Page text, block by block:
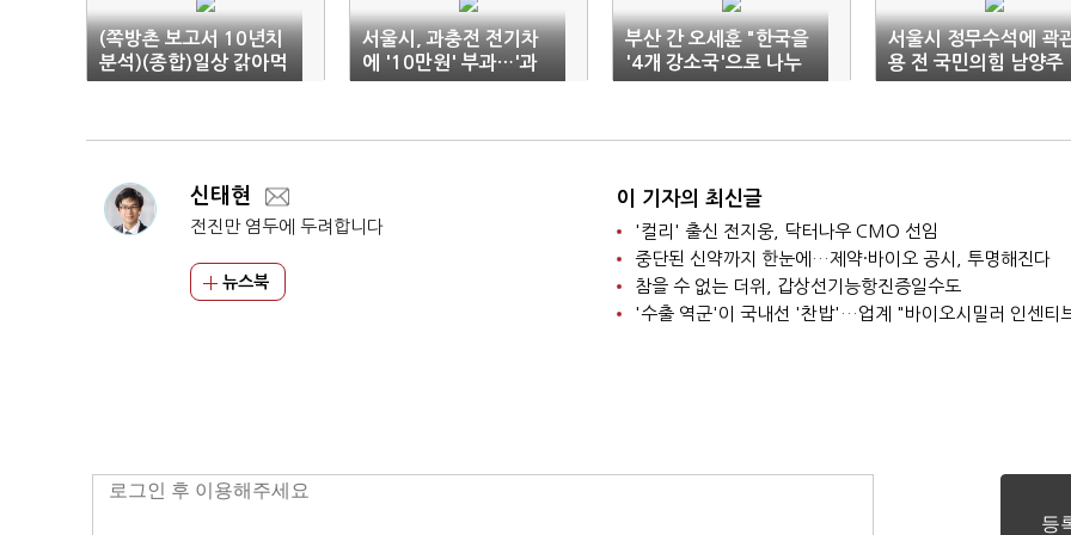
(쪽방촌 보고서 10년치
분석)(종합)일상 갉아먹
는 '빈곤·질병·우울·고
서울시, 과충전 전기차
에 '10만원' 부과…'과
잉대응 논란'
부산 간 오세훈 "한국을
'4개 강소국'으로 나누
면 소득 10만불 가능"
서울시 정무수석에 곽
용 전 국민의힘 남양주
을 당협위원장
신태현
전진만 염두에 두려합니다
뉴스북
이 기자의 최신글
'컬리' 출신 전지웅, 닥터나우 CMO 선임
중단된 신약까지 한눈에…제약·바이오 공시, 투명해진다
참을 수 없는 더위, 갑상선기능항진증일수도